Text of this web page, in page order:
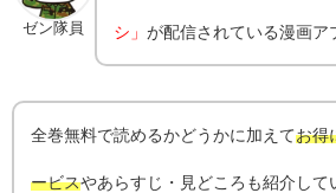
ゼン隊員 シ」が配信されている漫画ア
全巻無料で読めるかどうかに加えてお得
ービスやあらすじ・見どころも紹介して